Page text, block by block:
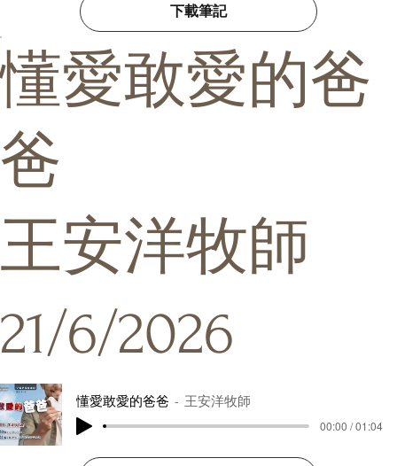
下載筆記
21/6/2026
王安洋牧師
懂愛敢愛的爸
爸
懂愛敢愛的爸爸
王安洋牧師
00:00 / 01:04